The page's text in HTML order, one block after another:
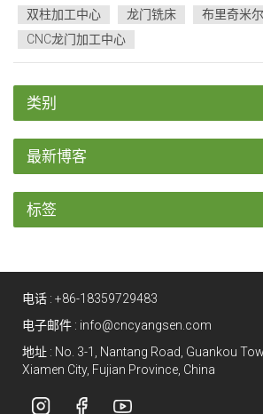
门加工中心是不可或缺的，并在许多不同的
的作用。...
双柱加工中心
龙门铣床 布里奇米
CNC龙门加工中心
类别
最新博客
标签
电话 : +86-18359729483
电子邮件 : info@cncyangsen.com
地址 : No. 3-1, Nantang Road, Guankou
Xiamen City, Fujian Province, China